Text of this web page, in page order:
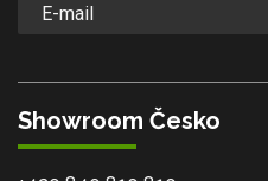
Showroom Česko